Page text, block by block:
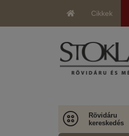
Cikkek
Rövidáru
kereskedés